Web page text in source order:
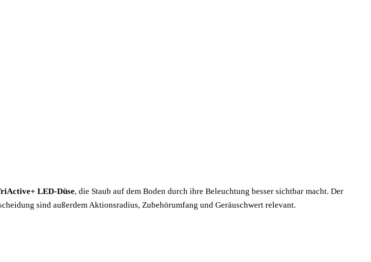
LED-Düse, die Staub auf dem Boden durch ihre Beleuchtung besser sichtbar macht. Der
sind außerdem Aktionsradius, Zubehörumfang und Geräuschwert relevant.